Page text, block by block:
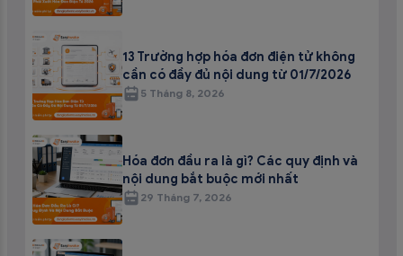
13 Trường hợp hóa đơn điện tử không
cần có đầy đủ nội dung từ 01/7/2026
5 Tháng 8, 2026
Hóa đơn đầu ra là gì? Các quy định và
nội dung bắt buộc mới nhất
29 Tháng 7, 2026